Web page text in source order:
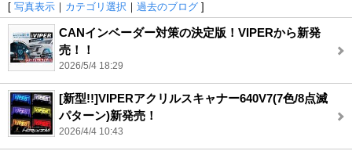
[ 写真表示 ｜ カテゴリ選択 ｜ 過去のブログ ]
CANインベーダー対策の決定版！VIPERから新発
売！！
2026/5/4 18:29
[新型!!]VIPERアクリルスキャナー640V7(7色/8点滅
パターン)新発売！
2026/4/4 10:43